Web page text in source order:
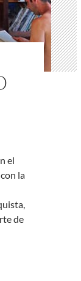
el
la
de
de Centro